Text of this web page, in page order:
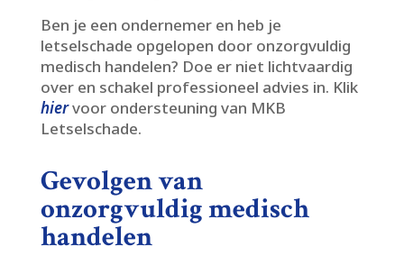
Ben je een ondernemer en heb je
letselschade opgelopen door onzorgvuldig
medisch handelen? Doe er niet lichtvaardig
over en schakel professioneel advies in.​ Klik
hiervoor ondersteuning van MKB
Letselschade.​
Gevolgen van
onzorgvuldig medisch
handelen